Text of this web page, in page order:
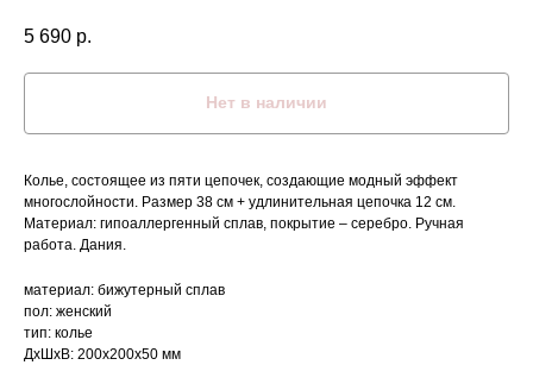
5 690 р.
Нет в наличии
Колье, состоящее из пяти цепочек, создающие модный эффект
многослойности. Размер 38 см + удлинительная цепочка 12 см.
Материал: гипоаллергенный сплав, покрытие – серебро. Ручная
работа. Дания.
материал: бижутерный сплав
пол: женский
тип: колье
ДxШxВ: 200x200x50 мм